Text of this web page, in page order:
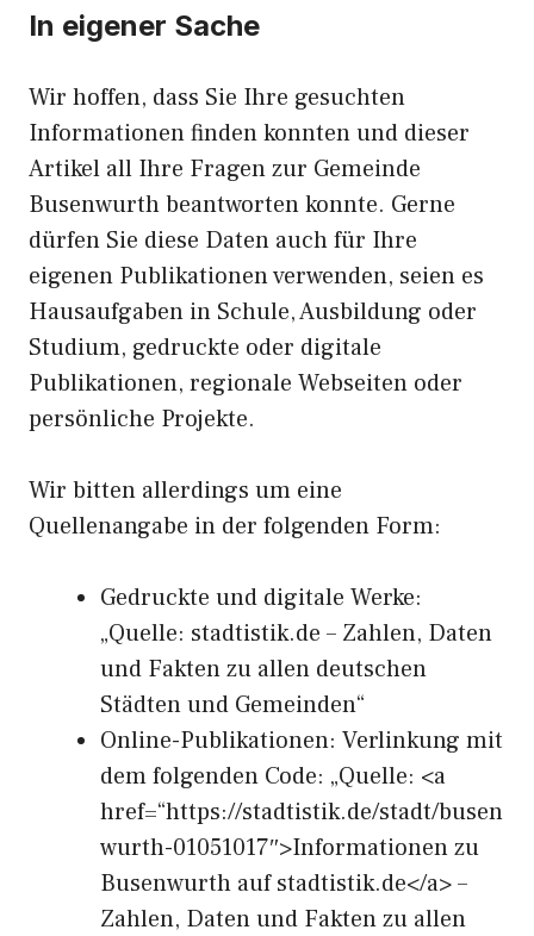
In eigener Sache
Wir hoffen, dass Sie Ihre gesuchten
Informationen finden konnten und dieser
Artikel all Ihre Fragen zur Gemeinde
Busenwurth beantworten konnte. Gerne
dürfen Sie diese Daten auch für Ihre
eigenen Publikationen verwenden, seien es
Hausaufgaben in Schule, Ausbildung oder
Studium, gedruckte oder digitale
Publikationen, regionale Webseiten oder
persönliche Projekte.
Wir bitten allerdings um eine
Quellenangabe in der folgenden Form:
Gedruckte und digitale Werke:
„Quelle: stadtistik.de – Zahlen, Daten
und Fakten zu allen deutschen
Städten und Gemeinden“
Online-Publikationen: Verlinkung mit
dem folgenden Code: „Quelle: <a
href=“https://stadtistik.de/stadt/busen
wurth-01051017″>Informationen zu
Busenwurth auf stadtistik.de</a> –
Zahlen, Daten und Fakten zu allen